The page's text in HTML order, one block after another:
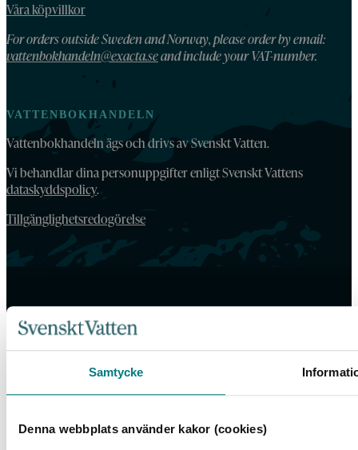
Samtycke
Denna webbplats använder kakor (cookies)
Våra köpvillkor
For orders outside Sweden and Norway, please order by email:
vattenbokhandeln@exacta.seand include your VAT-number.
VATTENBOKHANDELN
Vattenbokhandeln ägs och drivs av Svenskt Vatten.
Vi behandlar dina personuppgifter enligt Svenskt Vattens
dataskyddspolicy.
Tillgänglighetsredogörelse